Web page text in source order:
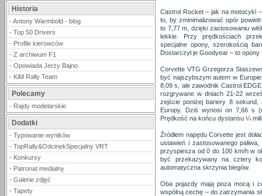
Historia
- Antony Warmbold - blog
- Top 50 Drivers
- Profile kierowców
- Z archiwum F1
- Opowiada Jerzy Bajno
- KiM Rally Team
Polecamy
- Rajdy modelarskie
Dodatki
- Typowanie wyników
- TopRally&OdcinekSpecjalny VRT
- Konkursy
- Patronat medialny
- Galerie zdjęć
- Tapety
Castrol Rocket – jak na motocykl
to, by zminimalizować opór
to 7,77 m, dzięki zastosowaniu
lekkie. Przy prędkościach
specjalne opony, szerokością
Dostarczył je Goodyear – to opony
Corvette VTG Grzegorza
być najszybszym autem w
8,09 s, ale zawodnik Castrol
rozgrywane w dniach 21-22
zejście poniżej bariery 8
Europy. Dziś wynosi on 7,66 s
Prędkość na końcu dystansu ¼
Źródłem napędu Corvette jest
ustawień i zastosowanego
przyspiesza od 0 do 100 km/h w
być przekazywany na cztery
automatyczna skrzynia biegów.
Oba pojazdy mają poza mocą i
wspólną cechę – do zatrzymania